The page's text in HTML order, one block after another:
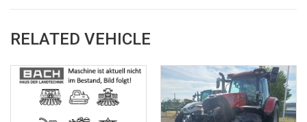
RELATED VEHICLE